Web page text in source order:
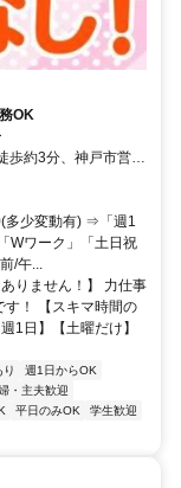
OK
約3分、神戸市営西
徒歩約3分、阪神本
分 各線｢三宮駅｣か
多少変動有) ⇒「週1
Wワーク」「土日祝
/午...
りません！】 力仕事
す！ 【スキマ時間の
1日】【土曜だけ】
週1日からOK
・主夫歓迎
平日のみOK
学生歓迎